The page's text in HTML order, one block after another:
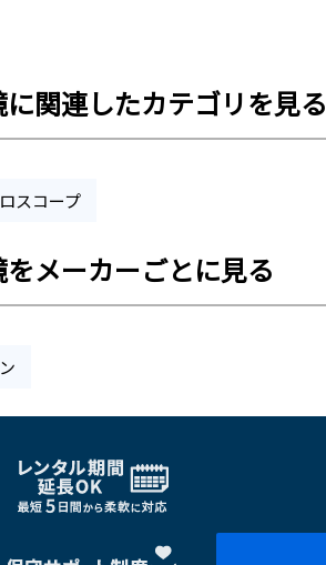
関連したカテゴリを見る
スコープ
メーカーごとに見る